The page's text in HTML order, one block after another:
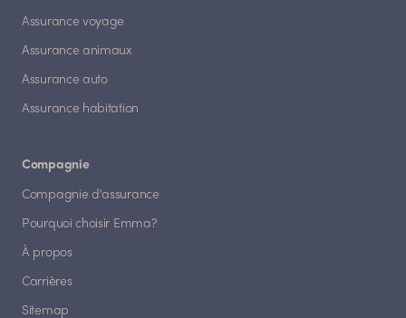
Assurance voyage
Assurance animaux
Assurance auto
Assurance habitation
Compagnie
Compagnie d'assurance
Pourquoi choisir Emma?
À propos
Carrières
Sitemap